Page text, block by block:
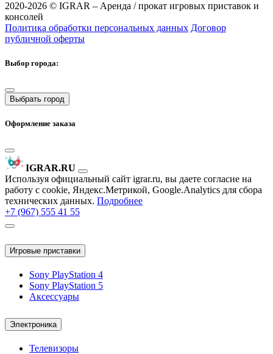
2020-2026 © IGRAR – Аренда / прокат игровых приставок и
консолей
Политика обработки персональных данных Договор
публичной оферты
Выбор города:
Выбрать город
Оформление заказа
IGRAR.RU
Используя официальный сайт igrar.ru, вы даете согласие на
работу с cookie, Яндекс.Метрикой, Google.Analytics для сбора
технических данных. Подробнее
+7 (967) 555 41 55
Игровые приставки
Sony PlayStation 4
Sony PlayStation 5
Аксессуары
Электроника
Телевизоры